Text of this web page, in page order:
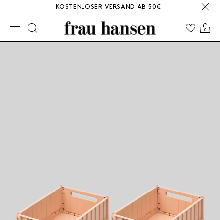
KOSTENLOSER VERSAND AB 50€
0
☰